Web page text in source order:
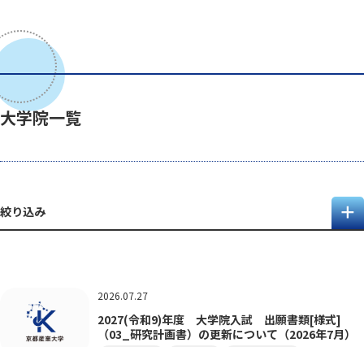
大学院一覧
絞り込み
2026.07.27
2027(令和9)年度 大学院入試 出願書類[様式]
（03_研究計画書）の更新について（2026年7月）